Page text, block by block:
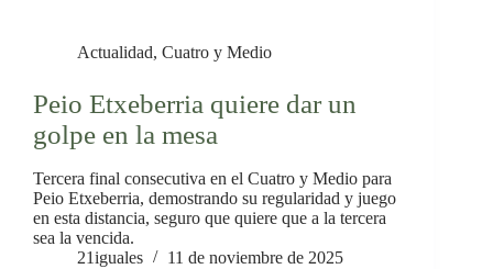
Actualidad, Cuatro y Medio
Peio Etxeberria quiere dar un
golpe en la mesa
Tercera final consecutiva en el Cuatro y Medio para
Peio Etxeberria, demostrando su regularidad y juego
en esta distancia, seguro que quiere que a la tercera
sea la vencida.
21iguales
11 de noviembre de 2025